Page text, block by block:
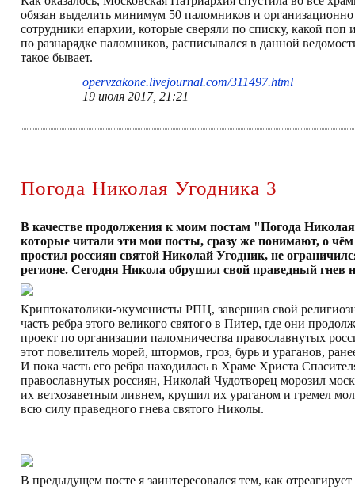
обязан выделить минимум 50 паломников и
сотрудники епархии, которые сверяли по списку, какой
по разнарядке паломников, расписывался в данной
такое бывает.
opervzakone.livejournal.com/311497.html
19 июля 2017, 21:21
Погода Николая Угодника 3
В качестве продолжения к моим постам "Погода
которые читали эти мои посты, сразу же понимают, о
простил россиян святой Николай Угодник, не
регионе. Сегодня Никола обрушил свой праведный гнев
Криптокатолики-экуменисты РПЦ, завершив свой
часть ребра этого великого святого в Питер, где они
проект по организации паломничества православнутых
этот повелитель морей, штормов, гроз, бурь и ураганов,
И пока часть его ребра находилась в Храме Христа
православнутых россиян, Николай Чудотворец морозил
их ветхозаветным ливнем, крушил их ураганом и гремел
всю силу праведного гнева святого Николы.
В предыдущем посте я заинтересовался тем, как